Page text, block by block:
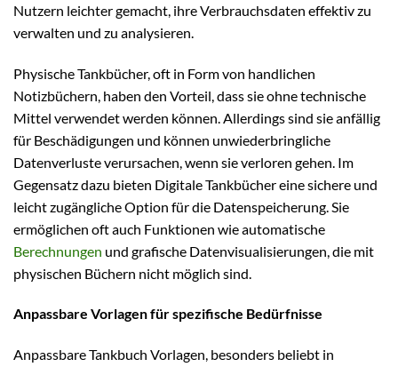
Nutzern leichter gemacht, ihre Verbrauchsdaten effektiv zu
verwalten und zu analysieren.
Physische Tankbücher, oft in Form von handlichen
Notizbüchern, haben den Vorteil, dass sie ohne technische
Mittel verwendet werden können. Allerdings sind sie anfällig
für Beschädigungen und können unwiederbringliche
Datenverluste verursachen, wenn sie verloren gehen. Im
Gegensatz dazu bieten Digitale Tankbücher eine sichere und
leicht zugängliche Option für die Datenspeicherung. Sie
ermöglichen oft auch Funktionen wie automatische
Berechnungen und grafische Datenvisualisierungen, die mit
physischen Büchern nicht möglich sind.
Anpassbare Vorlagen für spezifische Bedürfnisse
Anpassbare Tankbuch Vorlagen, besonders beliebt in